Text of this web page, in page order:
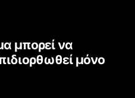
μπορεί να
μόνο